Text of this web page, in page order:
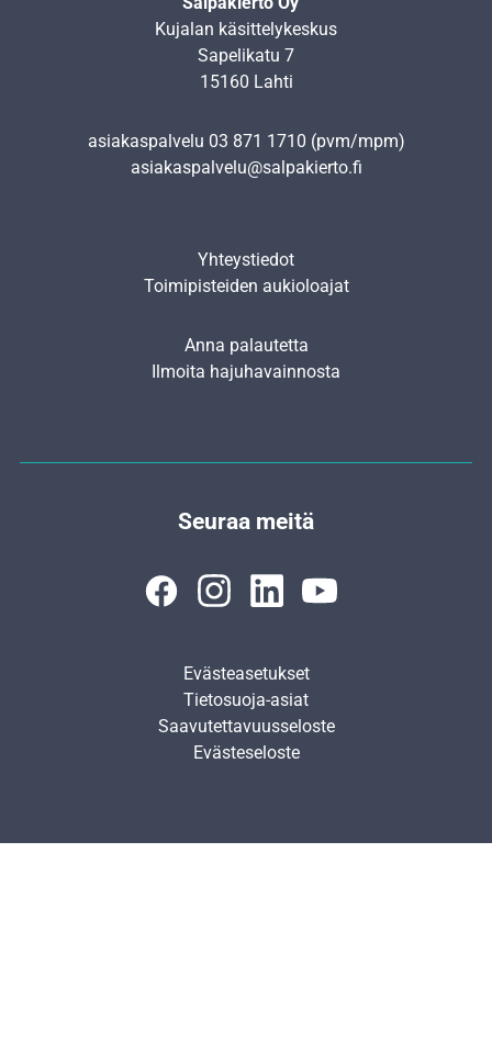
Kujalan käsittelykeskus
Sapelikatu 7
15160 Lahti
asiakaspalvelu 03 871 1710 (pvm/mpm)
asiakaspalvelu@salpakierto.fi
Yhteystiedot
Toimipisteiden aukioloajat
Anna palautetta
Ilmoita hajuhavainnosta
Seuraa meitä
Evästeasetukset
Tietosuoja-asiat
Saavutettavuusseloste
Evästeseloste